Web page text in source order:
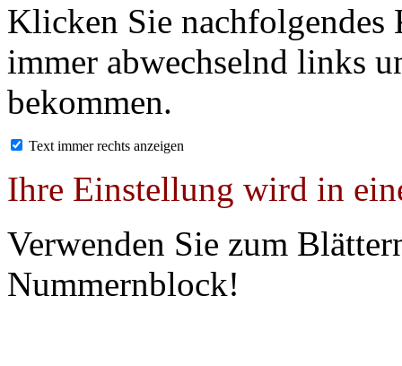
Klicken Sie nachfolgendes
immer abwechselnd links
bekommen.
Text immer rechts anzeigen
Ihre Einstellung wird in
Verwenden Sie zum
Nummernblock!